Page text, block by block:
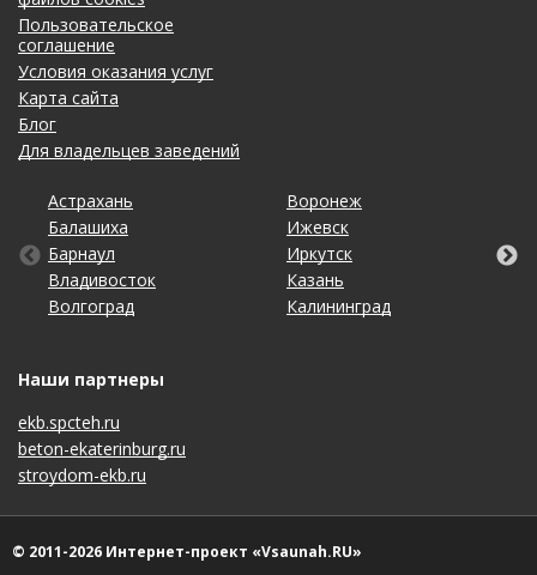
Пользовательское
соглашение
Условия оказания услуг
Карта сайта
Блог
Для владельцев заведений
Астрахань
Балашиха
Барнаул
Владивосток
Волгоград
Воронеж
Ижевск
Иркутск
Казань
Калининград
Кемерово
Киров
Краснодар
Красноярск
Липецк
Махачкала
Москва
Набережные Челны
Нижний Новгород
Новосибирск
Омск
Оренбург
Пенза
Пермь
Ростов-на-Дону
Рязань
Самара
Санкт-Петербург
Саратов
Ставрополь
Тольятти
Томск
Тула
Тюмень
Ульяновск
Уфа
Хабаровск
Чебоксары
Челябинск
Ярославль
Наши партнеры
ekb.spcteh.ru
beton-ekaterinburg.ru
stroydom-ekb.ru
© 2011-2026 Интернет-проект «Vsaunah.RU»